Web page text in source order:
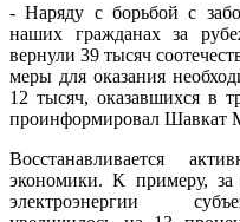
- Наряду с борьбой с
наших гражданах за
вернули 39 тысяч
меры для оказания
12 тысяч, оказавшихся в
проинформировал Шавкат
Восстанавливается
экономики. К примеру,
электроэнергии